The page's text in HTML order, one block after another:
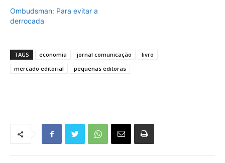
Ombudsman: Para evitar a
derrocada
TAGS economia jornal comunicação
livro
mercado editorial
pequenas editoras